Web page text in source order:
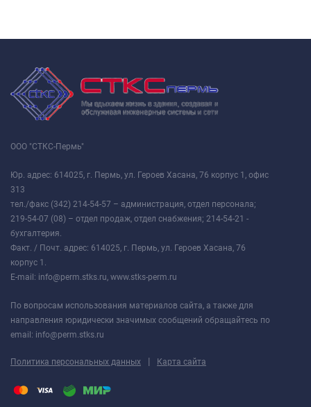
ООО "СТКС-Пермь"
Юр. адрес: 614025, г. Пермь, ул. Героев Хасана, 76 корпус 1, офис
313
тел./факс (342) 214-54-57 – администрация, отдел персонала;
219-54-07 (08) – отдел продаж, отдел снабжения; 214-54-21 -
бухгалтерия.
Факт. / Почт. адрес: 614025, г. Пермь, ул. Героев Хасана, 76
корпус 1.
E-mail: info@perm.stks.ru, www.stks-perm.ru
По вопросам использования материалов сайта, а также для
направления юридически значимых сообщений обращайтесь по
email: info@perm.stks.ru
Политика персональных данных | Карта сайта